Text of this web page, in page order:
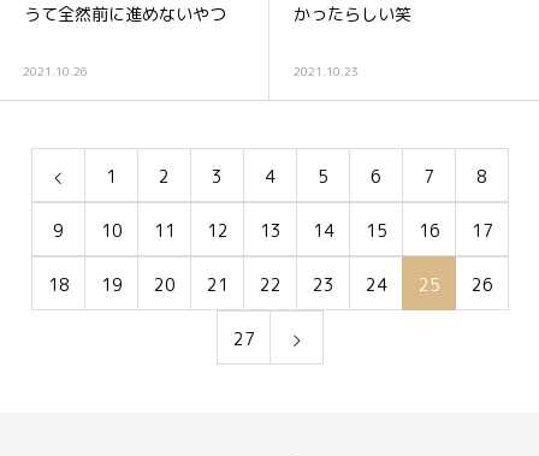
うて全然前に進めないやつ
2021.10.26
かったらしい笑
2021.10.23
1 2 3 4 5 6 7 8
9 10 11 12 13 14 15 16 17
18 19 20 21 22 23 24 25 26
27